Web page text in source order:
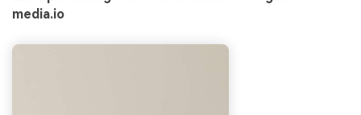
media.io